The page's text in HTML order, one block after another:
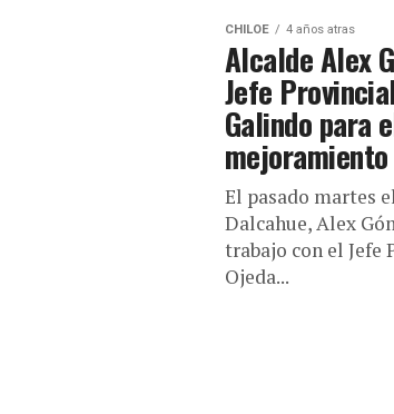
CHILOE 4 años atras
Alcalde Alex
Jefe
Galindo para
El pasado martes
Dalcahue, Alex
trabajo con el Jefe
Ojeda...